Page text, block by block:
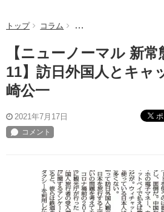
トップ コラム 【ニューノーマル 新常
【ニューノーマル 新
11】訪日外国人とキ
崎公一
2021年7月17日